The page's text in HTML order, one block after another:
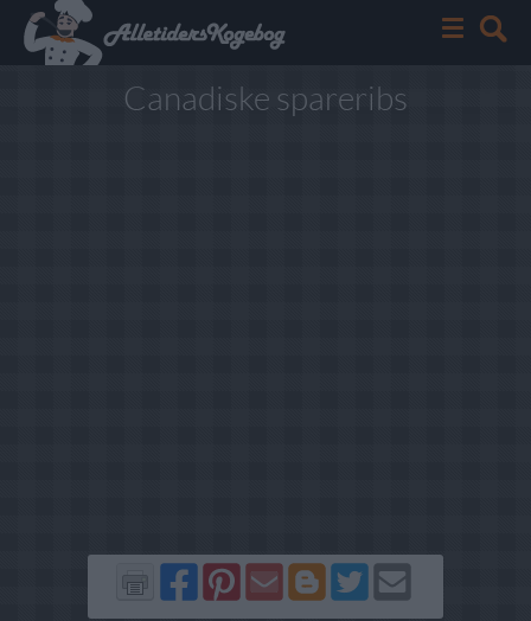
Canadiske spareribs
Del
på
Facebook
Del
på
Pinterest
Send
via
GMail
Del
på
Blogger
Del
på
Twitter
Send